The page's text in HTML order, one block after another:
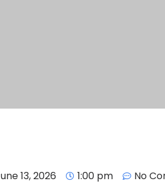
13, 2026 1:00 pm No